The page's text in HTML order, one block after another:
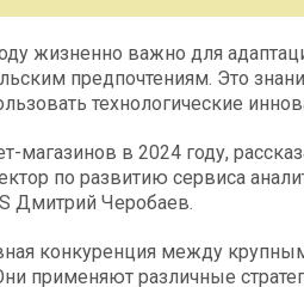
жизненно важно для
предпочтениям. Это
технологические
магазинов в 2024 году,
по развитию сервиса
Дмитрий Черобаев.
конкуренция между
применяют различные